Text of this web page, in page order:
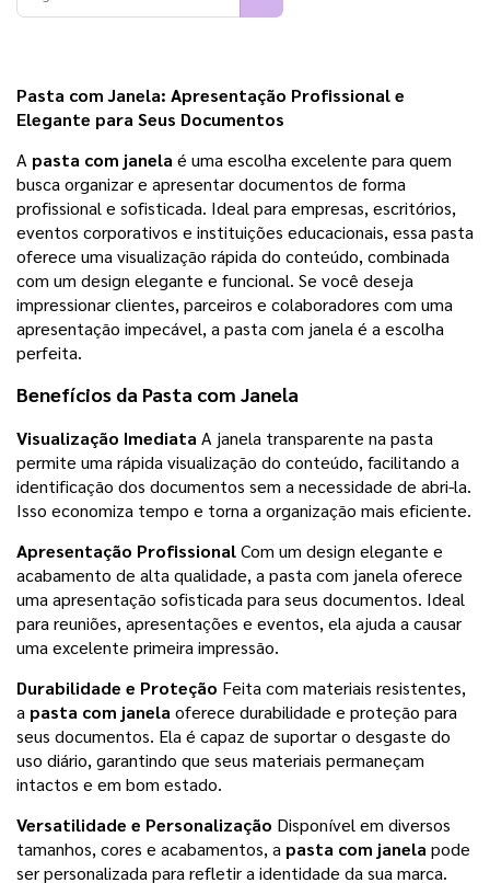
Pasta com Janela: Apresentação Profissional e
Elegante para Seus Documentos
A pasta com janela é uma escolha excelente para quem
busca organizar e apresentar documentos de forma
profissional e sofisticada. Ideal para empresas, escritórios,
eventos corporativos e instituições educacionais, essa pasta
oferece uma visualização rápida do conteúdo, combinada
com um design elegante e funcional. Se você deseja
impressionar clientes, parceiros e colaboradores com uma
apresentação impecável, a pasta com janela é a escolha
perfeita.
Benefícios da Pasta com Janela
Visualização Imediata A janela transparente na pasta
permite uma rápida visualização do conteúdo, facilitando a
identificação dos documentos sem a necessidade de abri-la.
Isso economiza tempo e torna a organização mais eficiente.
Apresentação ProfissionalCom um design elegante e
acabamento de alta qualidade, a pasta com janela oferece
uma apresentação sofisticada para seus documentos. Ideal
para reuniões, apresentações e eventos, ela ajuda a causar
uma excelente primeira impressão.
Durabilidade e Proteção Feita com materiais resistentes,
a pasta com janela oferece durabilidade e proteção para
seus documentos. Ela é capaz de suportar o desgaste do
uso diário, garantindo que seus materiais permaneçam
intactos e em bom estado.
Versatilidade e Personalização Disponível em diversos
tamanhos, cores e acabamentos, a pasta com janela pode
ser personalizada para refletir a identidade da sua marca.